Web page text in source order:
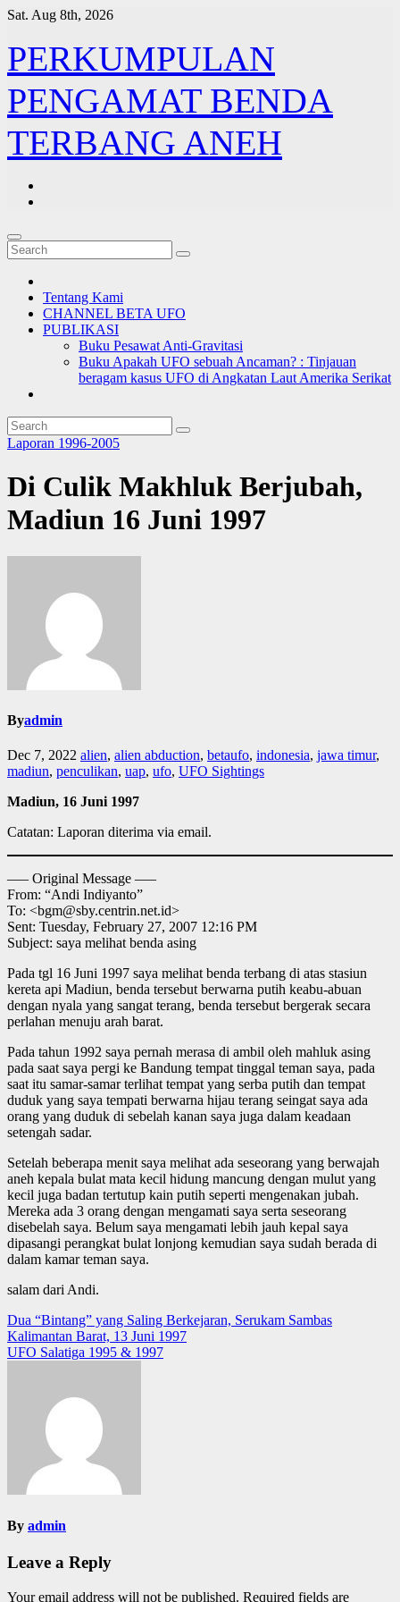
Skip
content
Sat. Aug 8th, 2026
PERKUMPULAN
PENGAMAT BENDA
TERBANG ANEH
Tentang Kami
CHANNEL BETA UFO
PUBLIKASI
Buku Pesawat Anti-Gravitasi
Buku Apakah UFO sebuah Ancaman? : Tinjauan
beragam kasus UFO di Angkatan Laut Amerika Serikat
Laporan 1996-2005
Di Culik Makhluk Berjubah,
Madiun 16 Juni 1997
Byadmin
Dec 7, 2022 alien, alien abduction, betaufo, indonesia, jawa timur,
madiun, penculikan, uap, ufo, UFO Sightings
Madiun, 16 Juni 1997
Catatan: Laporan diterima via email.
—– Original Message —–
From: “Andi Indiyanto”
To: <bgm@sby.centrin.net.id>
Sent: Tuesday, February 27, 2007 12:16 PM
Subject: saya melihat benda asing
Pada tgl 16 Juni 1997 saya melihat benda terbang di atas stasiun
kereta api Madiun, benda tersebut berwarna putih keabu-abuan
dengan nyala yang sangat terang, benda tersebut bergerak secara
perlahan menuju arah barat.
Pada tahun 1992 saya pernah merasa di ambil oleh mahluk asing
pada saat saya pergi ke Bandung tempat tinggal teman saya, pada
saat itu samar-samar terlihat tempat yang serba putih dan tempat
duduk yang saya tempati berwarna hijau terang seingat saya ada
orang yang duduk di sebelah kanan saya juga dalam keadaan
setengah sadar.
Setelah beberapa menit saya melihat ada seseorang yang berwajah
aneh kepala bulat mata kecil hidung mancung dengan mulut yang
kecil juga badan tertutup kain putih seperti mengenakan jubah.
Mereka ada 3 orang dengan mengamati saya serta seseorang
disebelah saya. Belum saya mengamati lebih jauh kepal saya
dipasangi perangkat bulat lonjong kemudian saya sudah berada di
dalam kamar teman saya.
salam dari Andi.
Post
navigation
Dua “Bintang” yang Saling Berkejaran, Serukam Sambas
Kalimantan Barat, 13 Juni 1997
UFO Salatiga 1995 & 1997
By admin
Leave a Reply
Your email address will not be published. Required fields are